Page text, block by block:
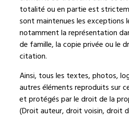
totalité ou en partie est
sont maintenues les exceptions
notamment la représentation
de famille, la copie privée ou le
citation.
Ainsi, tous les textes, photos,
autres éléments reproduits sur
et protégés par le droit de la
(Droit auteur, droit voisin, droit